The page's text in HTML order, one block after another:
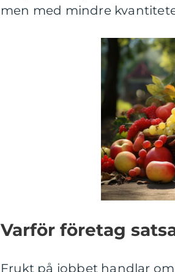
men med mindre
Varför företag
Frukt på jobbet handlar